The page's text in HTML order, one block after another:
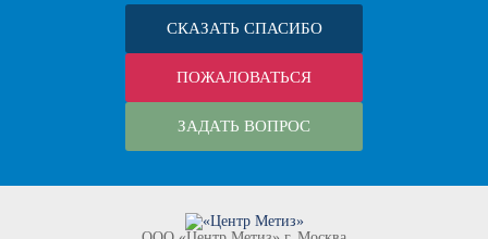
СКАЗАТЬ СПАСИБО
ПОЖАЛОВАТЬСЯ
ЗАДАТЬ ВОПРОС